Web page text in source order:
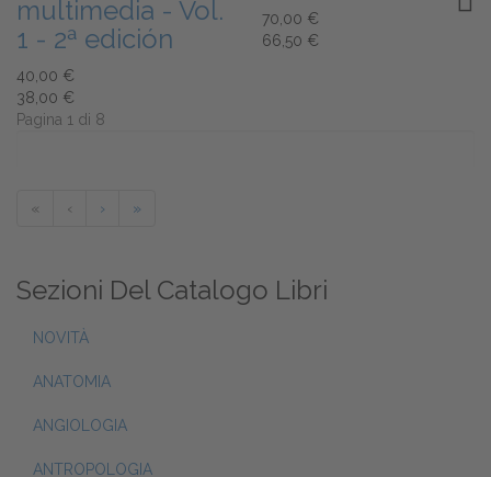
multimedia - Vol.
1 - 2ª edición
40,00 €
38,00 €
70,00 €
66,50 €
Pagina 1 di 8
« ‹ › »
Sezioni Del Catalogo Libri
NOVITÀ
ANATOMIA
ANGIOLOGIA
ANTROPOLOGIA